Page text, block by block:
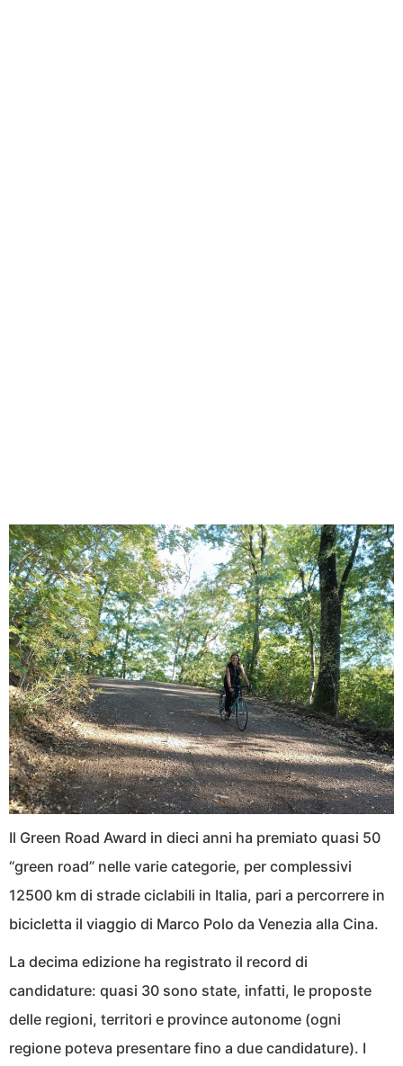
Il Green Road Award in dieci anni ha premiato quasi 50
“green road” nelle varie categorie, per complessivi
12500 km di strade ciclabili in Italia, pari a percorrere in
bicicletta il viaggio di Marco Polo da Venezia alla Cina.
La decima edizione ha registrato il record di
candidature: quasi 30 sono state, infatti, le proposte
delle regioni, territori e province autonome (ogni
regione poteva presentare fino a due candidature). I